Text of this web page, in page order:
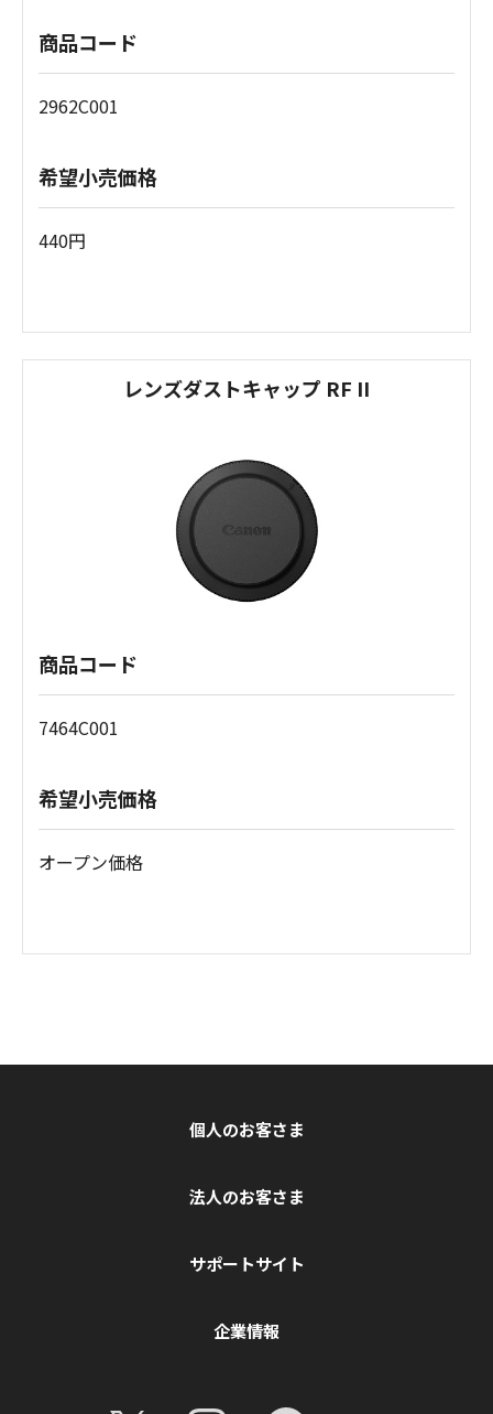
商品コード
2962C001
希望小売価格
440円
レンズダストキャップ RF II
商品コード
7464C001
希望小売価格
オープン価格
個人のお客さま
法人のお客さま
サポートサイト
企業情報